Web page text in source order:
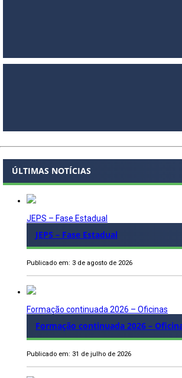
ÚLTIMAS NOTÍCIAS
JEPS – Fase Estadual
JEPS – Fase Estadual
Publicado em: 3 de agosto de 2026
Formação continuada 2026 – Oficinas
Formação continuada 2026 –
Publicado em: 31 de julho de 2026